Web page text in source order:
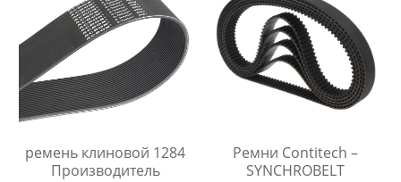
ремень клиновой 1284
Производитель
Ремни Contitech –
SYNCHROBELT